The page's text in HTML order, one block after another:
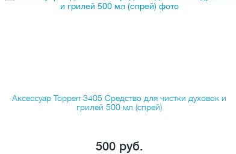
Аксессуар Topperr 3405 Средство для чистки духовок и
грилей 500 мл (спрей)
500 руб.